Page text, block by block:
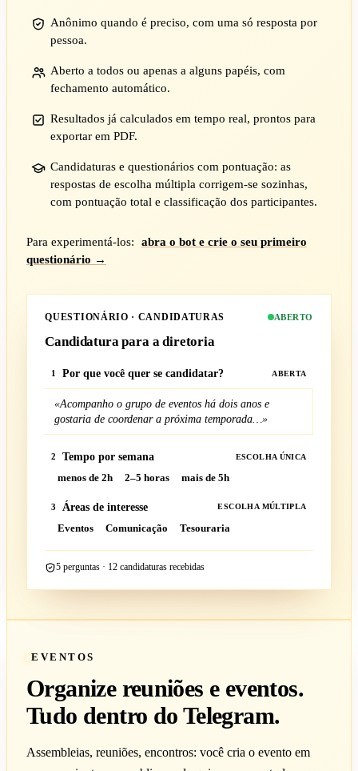
Anônimo quando é preciso, com uma só resposta por
pessoa.
Aberto a todos ou apenas a alguns papéis, com
fechamento automático.
Resultados já calculados em tempo real, prontos para
exportar em PDF.
Candidaturas e questionários com pontuação: as
respostas de escolha múltipla corrigem-se sozinhas,
com pontuação total e classificação dos participantes.
Para experimentá-los: abra o bot e crie o seu primeiro
questionário →
QUESTIONÁRIO · CANDIDATURAS ABERTO
Candidatura para a diretoria
1 Por que você quer se candidatar? ABERTA
«Acompanho o grupo de eventos há dois anos e
gostaria de coordenar a próxima temporada…»
2 Tempo por semana ESCOLHA ÚNICA
menos de 2h 2–5 horas mais de 5h
3 Áreas de interesse ESCOLHA MÚLTIPLA
Eventos Comunicação Tesouraria
5 perguntas · 12 candidaturas recebidas
EVENTOS
Organize reuniões e eventos.
Tudo dentro do Telegram.
Assembleias, reuniões, encontros: você cria o evento em